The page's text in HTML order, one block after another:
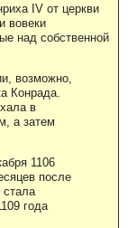
IV от церкви
вовеки
над собственной
возможно,
Конрада.
в
а затем
1106
после
года